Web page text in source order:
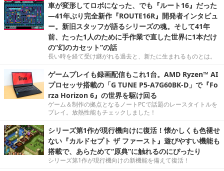
車が変形してロボになった、でも『ルート16』だった
―41年ぶり完全新作『ROUTE16R』開発者インタビュ
ー。新旧スタッフが語るシリーズの魂。そして41年
前、たった1人のために手作業で直した世界に1本だけ
の“幻のカセット”の話
長い時を経て受け継がれる過去と、新たに生まれるものとは。
ゲームプレイも録画配信もこれ1台。AMD Ryzen™ AI
プロセッサ搭載の「G TUNE P5-A7G60BK-D」で『Fo
rza Horizon 6』の世界を駆け回る
ゲーム＆制作の拠点となるノートPCで話題のレースタイトルを
プレイ。放熱性能もチェックしました！
シリーズ第1作が現行機向けに復活！懐かしくも色褪せ
ない『カルドセプト ザ ファースト』遊びやすい機能も
搭載で、あらためて“原典”に触れるのにぴったり
シリーズ第1作が現行機向けの新機能を備えて復活！